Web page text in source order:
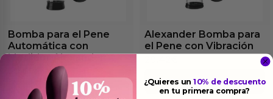
Bomba para el Pene
Automática con
Medidor Alexander
Ver el producto
Alexander Bomba para
el Pene con Vibración
Ver el producto
¿Quieres un10% de descuento
en tu primera compra?